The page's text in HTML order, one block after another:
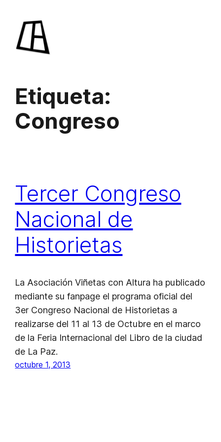
contenido
Etiqueta:
Congreso
Tercer Congreso
Nacional de
Historietas
La Asociación Viñetas con Altura ha publicado
mediante su fanpage el programa oficial del
3er Congreso Nacional de Historietas a
realizarse del 11 al 13 de Octubre en el marco
de la Feria Internacional del Libro de la ciudad
de La Paz.
octubre 1, 2013